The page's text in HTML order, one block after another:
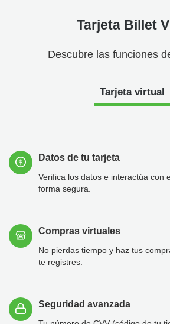
Tarjeta Billet
Descubre las funciones
Tarjeta virtual
Datos de tu tarjeta
Verifica los datos e interactúa con
forma segura.
Compras virtuales
No pierdas tiempo y haz tus
te registres.
Seguridad avanzada